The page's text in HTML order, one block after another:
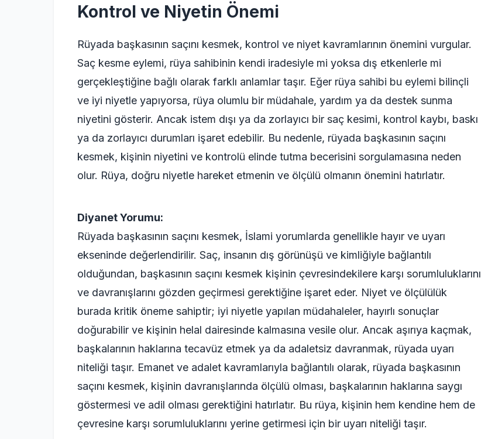
Kontrol ve Niyetin Önemi
Rüyada başkasının saçını kesmek, kontrol ve niyet kavramlarının önemini vurgular.
Saç kesme eylemi, rüya sahibinin kendi iradesiyle mi yoksa dış etkenlerle mi
gerçekleştiğine bağlı olarak farklı anlamlar taşır. Eğer rüya sahibi bu eylemi bilinçli
ve iyi niyetle yapıyorsa, rüya olumlu bir müdahale, yardım ya da destek sunma
niyetini gösterir. Ancak istem dışı ya da zorlayıcı bir saç kesimi, kontrol kaybı, baskı
ya da zorlayıcı durumları işaret edebilir. Bu nedenle, rüyada başkasının saçını
kesmek, kişinin niyetini ve kontrolü elinde tutma becerisini sorgulamasına neden
olur. Rüya, doğru niyetle hareket etmenin ve ölçülü olmanın önemini hatırlatır.
Diyanet Yorumu:
Rüyada başkasının saçını kesmek, İslami yorumlarda genellikle hayır ve uyarı
ekseninde değerlendirilir. Saç, insanın dış görünüşü ve kimliğiyle bağlantılı
olduğundan, başkasının saçını kesmek kişinin çevresindekilere karşı sorumluluklarını
ve davranışlarını gözden geçirmesi gerektiğine işaret eder. Niyet ve ölçülülük
burada kritik öneme sahiptir; iyi niyetle yapılan müdahaleler, hayırlı sonuçlar
doğurabilir ve kişinin helal dairesinde kalmasına vesile olur. Ancak aşırıya kaçmak,
başkalarının haklarına tecavüz etmek ya da adaletsiz davranmak, rüyada uyarı
niteliği taşır. Emanet ve adalet kavramlarıyla bağlantılı olarak, rüyada başkasının
saçını kesmek, kişinin davranışlarında ölçülü olması, başkalarının haklarına saygı
göstermesi ve adil olması gerektiğini hatırlatır. Bu rüya, kişinin hem kendine hem de
çevresine karşı sorumluluklarını yerine getirmesi için bir uyarı niteliği taşır.